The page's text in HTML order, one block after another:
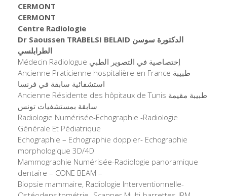
CERMONT
CERMONT
Centre Radiologie
Dr Saoussen TRABELSI BELAID الدكتورة سوسن
الطرابلسي
Médecin Radiologue إختصاصية في التصوير الطبي
Ancienne Praticienne hospitalière en France طبيبة
استشفائية سابقة في فرنسا
Ancienne Résidente des hôpitaux de Tunis طبيبة مقيمة
سابقة بمستشفيات تونس
Radiologie Numérisée-Echographie -Radiologie
Générale Et Pédiatrique
Echographie – Echographie doppler- Echographie
morphologique 3D/4D
Mammographie Numérisée-Radiologie panoramique
dentaire – CONE BEAM –
Biopsie mammaire, Radiologie Interventionnelle-